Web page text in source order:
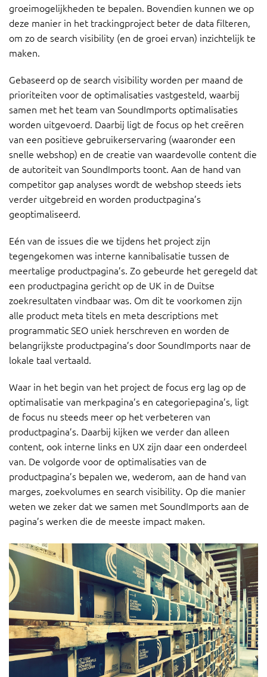
groeimogelijkheden te bepalen. Bovendien kunnen we op
deze manier in het trackingproject beter de data filteren,
om zo de search visibility (en de groei ervan) inzichtelijk te
maken.
Gebaseerd op de search visibility worden per maand de
prioriteiten voor de optimalisaties vastgesteld, waarbij
samen met het team van SoundImports optimalisaties
worden uitgevoerd. Daarbij ligt de focus op het creëren
van een positieve gebruikerservaring (waaronder een
snelle webshop) en de creatie van waardevolle content die
de autoriteit van SoundImports toont. Aan de hand van
competitor gap analyses wordt de webshop steeds iets
verder uitgebreid en worden productpagina’s
geoptimaliseerd.
Eén van de issues die we tijdens het project zijn
tegengekomen was interne kannibalisatie tussen de
meertalige productpagina’s. Zo gebeurde het geregeld dat
een productpagina gericht op de UK in de Duitse
zoekresultaten vindbaar was. Om dit te voorkomen zijn
alle product meta titels en meta descriptions met
programmatic SEO uniek herschreven en worden de
belangrijkste productpagina’s door SoundImports naar de
lokale taal vertaald.
Waar in het begin van het project de focus erg lag op de
optimalisatie van merkpagina’s en categoriepagina’s, ligt
de focus nu steeds meer op het verbeteren van
productpagina’s. Daarbij kijken we verder dan alleen
content, ook interne links en UX zijn daar een onderdeel
van. De volgorde voor de optimalisaties van de
productpagina’s bepalen we, wederom, aan de hand van
marges, zoekvolumes en search visibility. Op die manier
weten we zeker dat we samen met SoundImports aan de
pagina’s werken die de meeste impact maken.